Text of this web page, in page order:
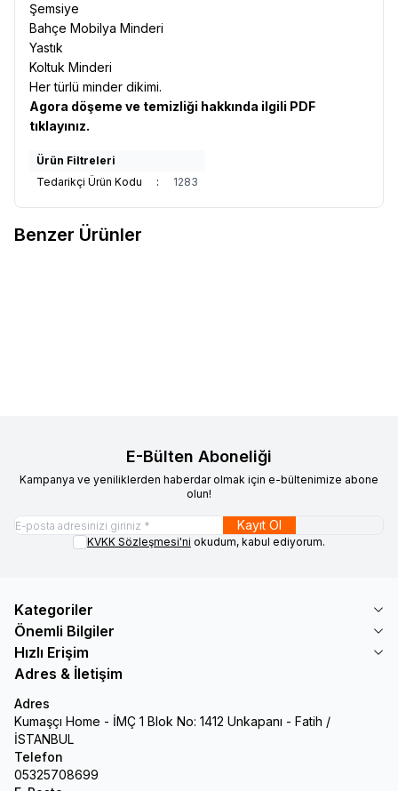
Şemsiye
Bahçe Mobilya Minderi
Yastık
Koltuk Minderi
Her türlü minder dikimi.
Agora döşeme ve temizliği hakkında ilgili PDF
tıklayınız.
Ürün Filtreleri
Tedarikçi Ürün Kodu
: 1283
Benzer Ürünler
E-Bülten Aboneliği
Kampanya ve yeniliklerden haberdar olmak için e-bültenimize abone
olun!
Kayıt Ol
KVKK Sözleşmesi'ni okudum, kabul ediyorum.
Kategoriler
Önemli Bilgiler
Hızlı Erişim
Adres & İletişim
Adres
Kumaşçı Home - İMÇ 1 Blok No: 1412 Unkapanı - Fatih /
İSTANBUL
Telefon
05325708699